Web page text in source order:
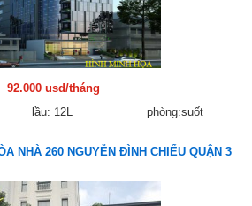
92.000 usd/tháng
lầu: 12L phòng:suốt
NHÀ 260 NGUYỄN ĐÌNH CHIỂU QUẬN 3